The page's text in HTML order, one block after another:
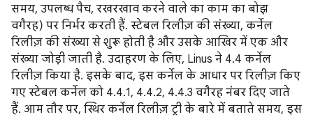
समय, उपलब्ध पैच, रखरखाव करने वाले का काम का बोझ
वगैरह) पर निर्भर करती हैं. स्टेबल रिलीज़ की संख्या, कर्नेल
रिलीज़ की संख्या से शुरू होती है और उसके आखिर में एक और
संख्या जोड़ी जाती है. उदाहरण के लिए, Linus ने 4.4 कर्नेल
रिलीज़ किया है. इसके बाद, इस कर्नेल के आधार पर रिलीज़ किए
गए स्टेबल कर्नेल को 4.4.1, 4.4.2, 4.4.3 वगैरह नंबर दिए जाते
हैं. आम तौर पर, स्थिर कर्नेल रिलीज़ ट्री के बारे में बताते समय, इस